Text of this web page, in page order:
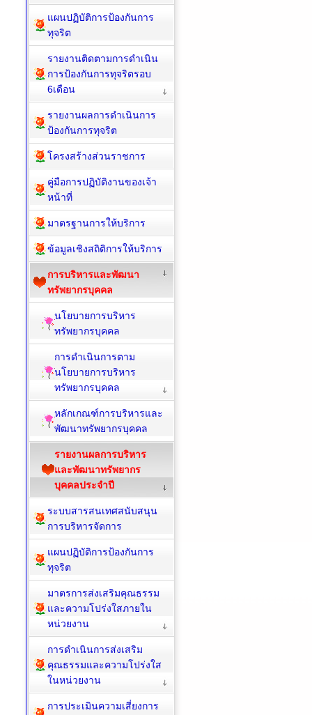
แผนปฏิบัติการป้องกันการ
ทุจริต
รายงานติดตามการดำเนิน
การป้องกันการทุจริตรอบ
6เดือน
รายงานผลการดำเนินการ
ป้องกันการทุจริต
โครงสร้างส่วนราชการ
คู่มือการปฏิบัติงานของเจ้า
หน้าที่
มาตรฐานการให้บริการ
ข้อมูลเชิงสถิติการให้บริการ
การบริหารและพัฒนา
ทรัพยากรบุคคล
นโยบายการบริหาร
ทรัพยากรบุคคล
การดำเนินการตาม
นโยบายการบริหาร
ทรัพยากรบุคคล
หลักเกณฑ์การบริหารและ
พัฒนาทรัพยากรบุคคล
รายงานผลการบริหาร
และพัฒนาทรัพยากร
บุคคลประจำปี
ระบบสารสนเทศสนับสนุน
การบริหารจัดการ
แผนปฏิบัติการป้องกันการ
ทุจริต
มาตรการส่งเสริมคุณธรรม
และความโปร่งใสภายใน
หน่วยงาน
การดำเนินการส่งเสริม
คุณธรรมและความโปร่งใส
ในหน่วยงาน
การประเมินความเสี่ยงการ